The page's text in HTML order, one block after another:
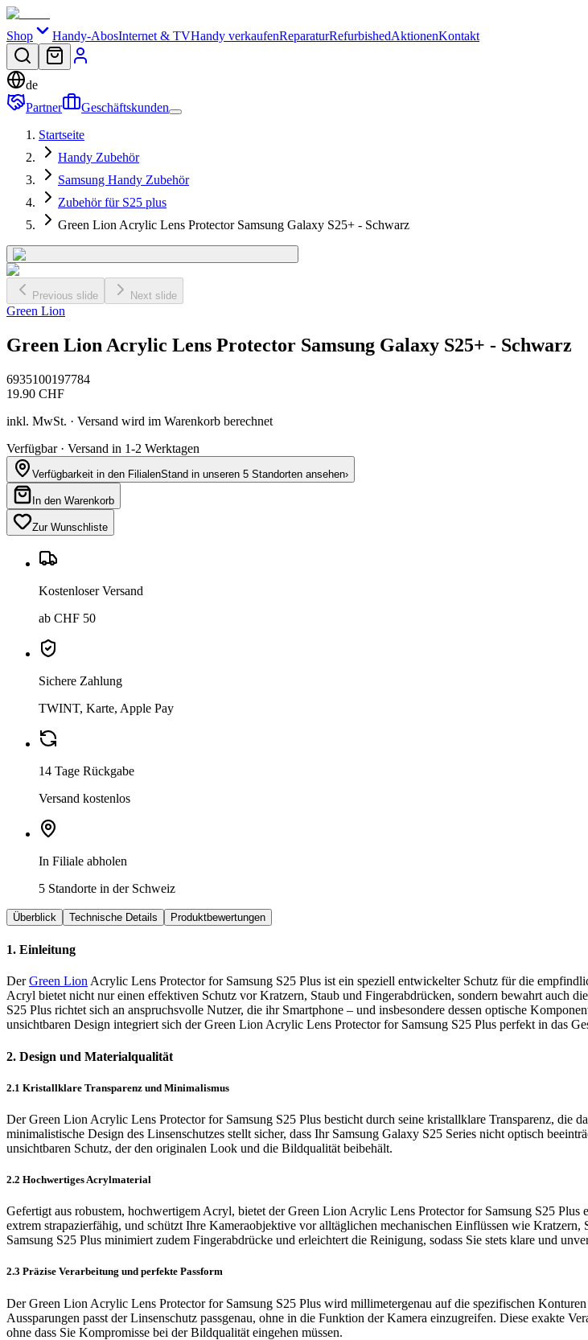
Shop Handy-AbosInternet & TVHandy verkaufenReparaturRefurbishedAktionenKontakt
de
Partner
Geschäftskunden
Startseite
Handy Zubehör
Samsung Handy Zubehör
Zubehör für S25 plus
Green Lion Acrylic Lens Protector Samsung Galaxy S25+ - Schwarz
Previous slide Next slide
Green Lion
Green Lion Acrylic Lens Protector Samsung Galaxy S25+ - Schwarz
6935100197784
19.90 CHF
inkl. MwSt. · Versand wird im Warenkorb berechnet
Verfügbar · Versand in 1-2 Werktagen
Verfügbarkeit in den FilialenStand in unseren 5 Standorten ansehen›
In den Warenkorb
Zur Wunschliste
Kostenloser Versand
ab CHF 50
Sichere Zahlung
TWINT, Karte, Apple Pay
14 Tage Rückgabe
Versand kostenlos
In Filiale abholen
5 Standorte in der Schweiz
Überblick Technische Details Produktbewertungen
1. Einleitung
DerGreen Lion Acrylic Lens Protector for Samsung S25 Plus ist ein speziell entwickelter Schutz für die
Acryl bietet nicht nur einen effektiven Schutz vor Kratzern, Staub und Fingerabdrücken, sondern bewahrt auch
S25 Plus richtet sich an anspruchsvolle Nutzer, die ihr Smartphone – und insbesondere dessen optische
unsichtbaren Design integriert sich der Green Lion Acrylic Lens Protector for Samsung S25 Plus perfekt in das
2. Design und Materialqualität
2.1 Kristallklare Transparenz und Minimalismus
Der Green Lion Acrylic Lens Protector for Samsung S25 Plus besticht durch seine kristallklare Transparenz, die
minimalistische Design des Linsenschutzes stellt sicher, dass Ihr Samsung Galaxy S25 Series nicht optisch
unsichtbaren Schutz, der den originalen Look und die Bildqualität beibehält.
2.2 Hochwertiges Acrylmaterial
Gefertigt aus robustem, hochwertigem Acryl, bietet der Green Lion Acrylic Lens Protector for Samsung S25
extrem strapazierfähig, und schützt Ihre Kameraobjektive vor alltäglichen mechanischen Einflüssen wie
Samsung S25 Plus minimiert zudem Fingerabdrücke und erleichtert die Reinigung, sodass Sie stets klare und
2.3 Präzise Verarbeitung und perfekte Passform
Der Green Lion Acrylic Lens Protector for Samsung S25 Plus wird millimetergenau auf die spezifischen
Aussparungen passt der Linsenschutz passgenau, ohne in die Funktion der Kamera einzugreifen. Diese exakte
ohne dass Sie Kompromisse bei der Bildqualität eingehen müssen.